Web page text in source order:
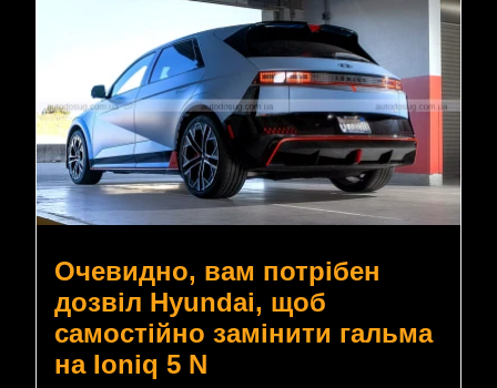
Очевидно, вам потрібен
дозвіл Hyundai, щоб
самостійно замінити гальма
на Ioniq 5 N